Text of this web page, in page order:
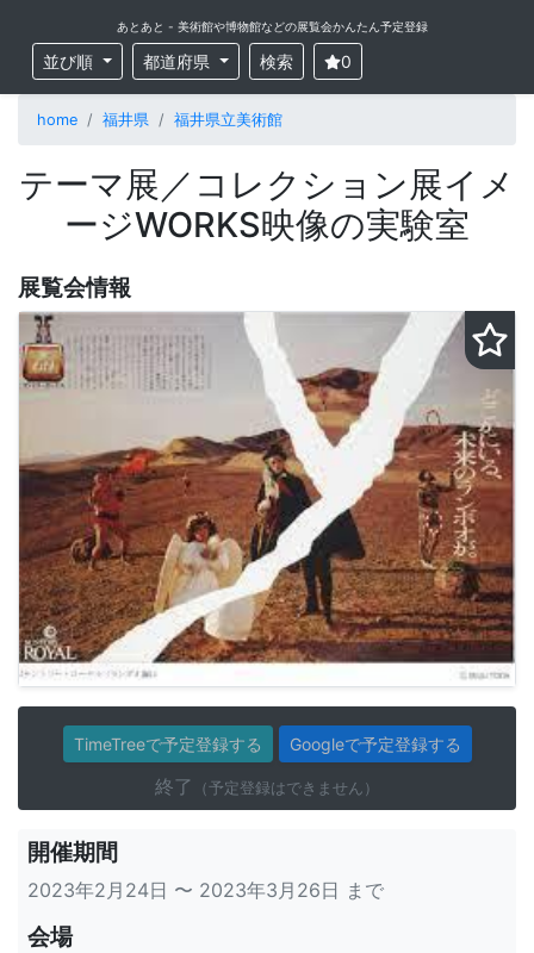
あとあと - 美術館や博物館などの展覧会かんたん予定登録
並び順 都道府県 検索 0
home 福井県 福井県立美術館
テーマ展／コレクション展イメ
ージWORKS映像の実験室
展覧会情報
TimeTreeで予定登録する Googleで予定登録する
終了 （予定登録はできません）
開催期間
2023年2月24日 〜 2023年3月26日 まで
会場